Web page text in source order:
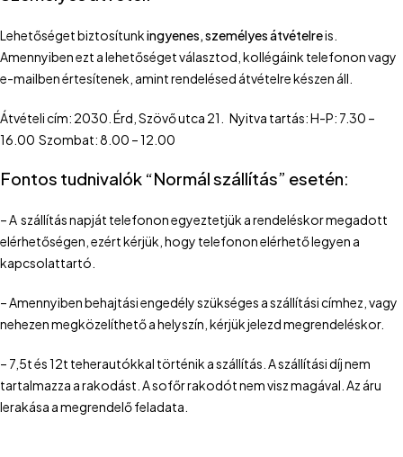
Lehetőséget biztosítunkingyenes, személyes átvételreis.
Amennyiben ezt a lehetőséget választod, kollégáink telefonon vagy
e-mailben értesítenek, amint rendelésed átvételre készen áll.
Átvételi cím: 2030. Érd, Szövő utca 21. Nyitva tartás: H-P: 7.30 –
16.00 Szombat: 8.00 – 12.00
Fontos tudnivalók “Normál szállítás” esetén:
– A szállítás napját telefonon egyeztetjük a rendeléskor megadott
elérhetőségen, ezért kérjük, hogy telefonon elérhető legyen a
kapcsolattartó.
– Amennyiben behajtási engedély szükséges a szállítási címhez, vagy
nehezen megközelíthető a helyszín, kérjük jelezd megrendeléskor.
– 7,5t és 12t teherautókkal történik a szállítás. A szállítási díj nem
tartalmazza a rakodást. A sofőr rakodót nem visz magával. Az áru
lerakása a megrendelő feladata.